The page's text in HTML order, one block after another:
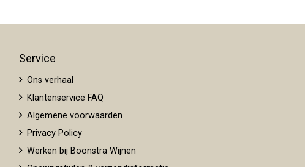
Service
Ons verhaal
Klantenservice FAQ
Algemene voorwaarden
Privacy Policy
Werken bij Boonstra Wijnen